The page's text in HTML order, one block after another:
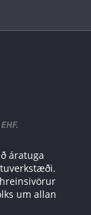
áratuga
um allan